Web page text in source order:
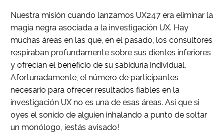
Nuestra misión cuando lanzamos UX247 era eliminar la
magia negra asociada a la investigación UX. Hay
muchas áreas en las que, en el pasado, los consultores
respiraban profundamente sobre sus dientes inferiores
y ofrecían el beneficio de su sabiduría individual.
Afortunadamente, el número de participantes
necesario para ofrecer resultados fiables en la
investigación UX no es una de esas áreas. Así que si
oyes el sonido de alguien inhalando a punto de soltar
un monólogo, ¡estás avisado!